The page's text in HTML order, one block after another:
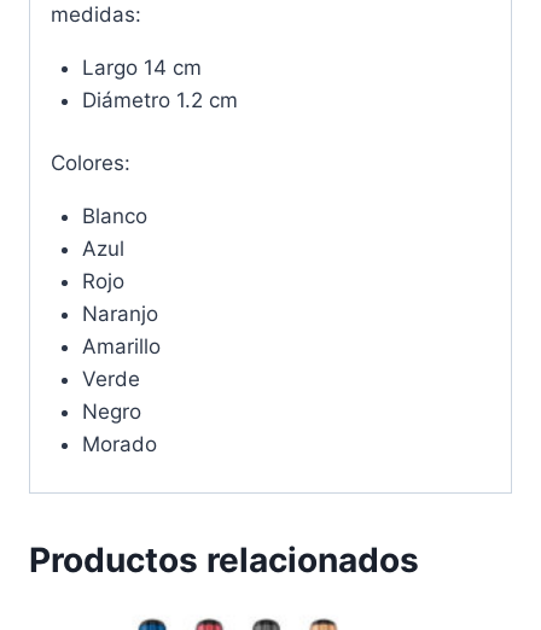
medidas:
Largo 14 cm
Diámetro 1.2 cm
Colores:
Blanco
Azul
Rojo
Naranjo
Amarillo
Verde
Negro
Morado
Productos relacionados